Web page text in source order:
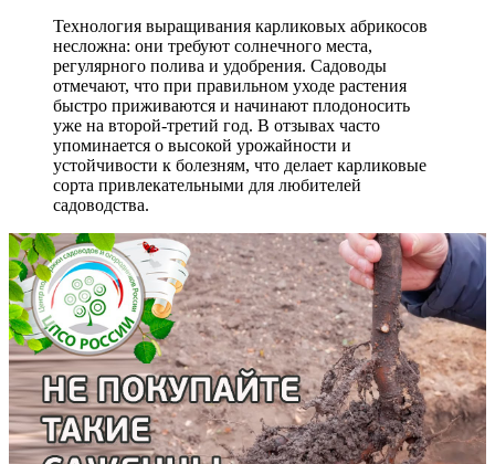
Технология выращивания карликовых абрикосов
несложна: они требуют солнечного места,
регулярного полива и удобрения. Садоводы
отмечают, что при правильном уходе растения
быстро приживаются и начинают плодоносить
уже на второй-третий год. В отзывах часто
упоминается о высокой урожайности и
устойчивости к болезням, что делает карликовые
сорта привлекательными для любителей
садоводства.